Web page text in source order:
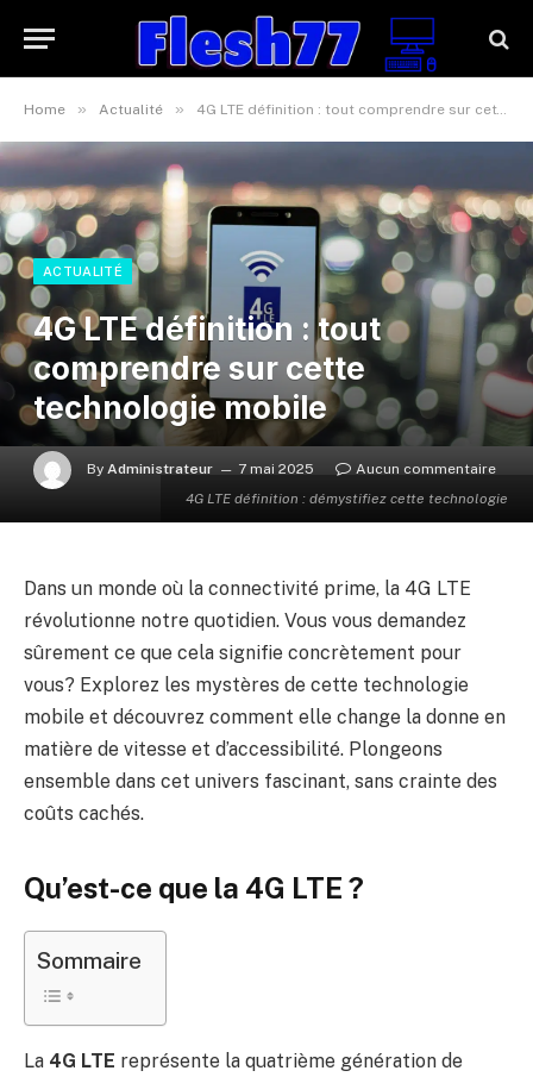
Home » Actualité » 4G LTE définition : tout comprendre sur cette technologie mobile
4G LTE définition : démystifiez cette technologie
ACTUALITÉ
4G LTE définition : tout
comprendre sur cette
technologie mobile
By Administrateur 7 mai 2025 Aucun commentaire
Dans un monde où la connectivité prime, la 4G LTE
révolutionne notre quotidien. Vous vous demandez
sûrement ce que cela signifie concrètement pour
vous? Explorez les mystères de cette technologie
mobile et découvrez comment elle change la donne en
matière de vitesse et d’accessibilité. Plongeons
ensemble dans cet univers fascinant, sans crainte des
coûts cachés.
Qu’est-ce que la 4G LTE ?
Sommaire
La 4G LTE représente la quatrième génération de